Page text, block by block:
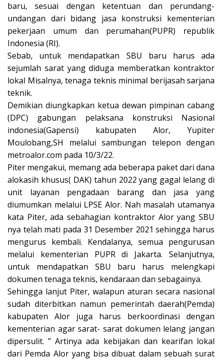
baru, sesuai dengan ketentuan dan perundang-
undangan dari bidang jasa konstruksi kementerian
pekerjaan umum dan perumahan(PUPR) republik
Indonesia (RI).
Sebab, untuk mendapatkan SBU baru harus ada
sejumlah sarat yang diduga memberatkan kontraktor
lokal Misalnya, tenaga teknis minimal berijasah sarjana
teknik.
Demikian diungkapkan ketua dewan pimpinan cabang
(DPC) gabungan pelaksana konstruksi Nasional
indonesia(Gapensi) kabupaten Alor, Yupiter
Moulobang,SH melalui sambungan telepon dengan
metroalor.com pada 10/3/22.
Piter mengakui, memang ada beberapa paket dari dana
alokasih khusus( DAK) tahun 2022 yang gagal lelang di
unit layanan pengadaan barang dan jasa yang
diumumkan melalui LPSE Alor. Nah masalah utamanya
kata Piter, ada sebahagian kontraktor Alor yang SBU
nya telah mati pada 31 Desember 2021 sehingga harus
mengurus kembali. Kendalanya, semua pengurusan
melalui kementerian PUPR di Jakarta. Selanjutnya,
untuk mendapatkan SBU baru harus melengkapi
dokumen tenaga teknis, kendaraan dan sebagainya.
Sehingga lanjut Piter, walapun aturan secara nasional
sudah diterbitkan namun pemerintah daerah(Pemda)
kabupaten Alor juga harus berkoordinasi dengan
kementerian agar sarat- sarat dokumen lelang jangan
dipersulit. ” Artinya ada kebijakan dan kearifan lokal
dari Pemda Alor yang bisa dibuat dalam sebuah surat